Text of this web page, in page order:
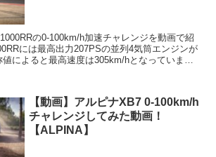
の0-100km/h加速チャレンジを動画で紹
には最高出力207PSの並列4気筒エンジンが
によると最高速度は305km/hとなっていま
【動画】アルピナXB7 0-100km/h
チャレンジしてみた動画！
【ALPINA】